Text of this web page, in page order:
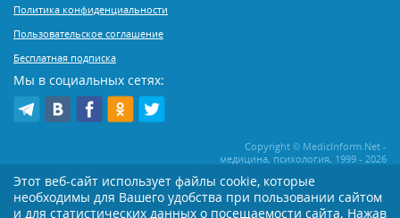
Политика конфиденциальности
Пользовательское соглашение
Бесплатная подписка
Мы в социальных сетях:
Copyright © MedicInform.Net -
медицина, психология, 1999 - 2026
Копирование или иное распространение статей нашего сайта строго
воспрещается. Копирование раздела "Новости" допускается при наличии
Этот веб-сайт использует файлы cookie, которые
необходимы для Вашего удобства при пользовании сайтом
и для статистических данных о посещаемости сайта. Нажав